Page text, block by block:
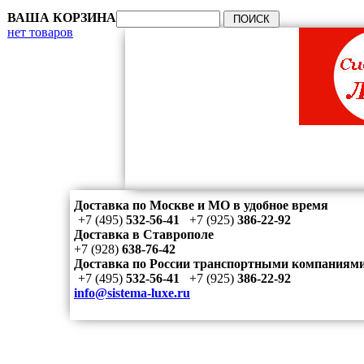
ВАША КОРЗИНА
нет товаров
Доставка по Москве и МО в удобное время
+7 (495) 532-56-41 +7 (925) 386-22-92
Доставка в Ставрополе
+7 (928) 638-76-42
Доставка по России транспортными
+7 (495) 532-56-41 +7 (925) 386-22-92
info@sistema-luxe.ru